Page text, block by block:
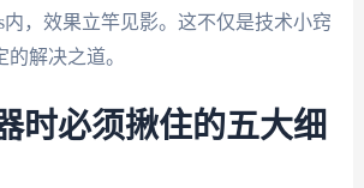
内，效果立竿见影。这不仅是技术小窍
解决之道。
时必须揪住的五大细